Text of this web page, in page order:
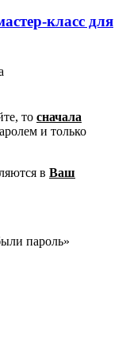
класс для
то сначала
и только
в Ваш
пароль»